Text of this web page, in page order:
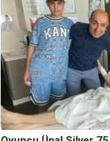
ehliyet ve ruhsat sorup
Sürücü Abdurrahman
eksik olduğunu...